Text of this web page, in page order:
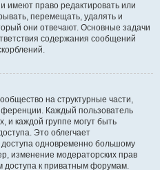
имеют право редактировать или
перемещать, удалять и
они отвечают. Основные задачи
содержания сообщений
на структурные части,
Каждый пользователь
и каждой группе могут быть
Это облегчает
одновременно большому
изменение модераторских прав
доступа к приватным форумам.